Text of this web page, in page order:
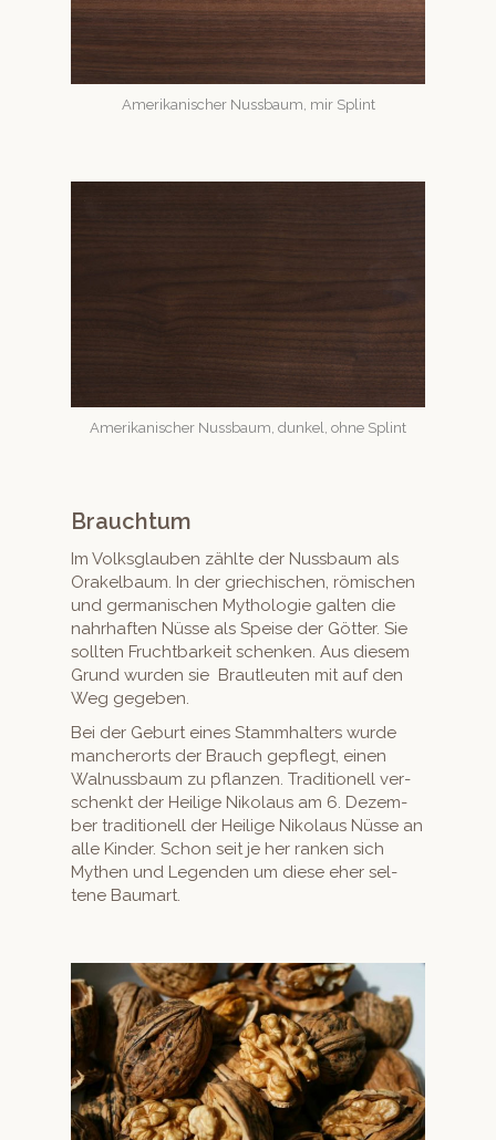
Amerikanis­ch­er Nuss­baum, mir Splint
Amerikanis­ch­er Nuss­baum, dunkel, ohne Splint
Brauchtum
Im Volks­glauben zählte der Nuss­baum als
Orakel­baum. In der griechis­chen, römis­chen
und ger­man­is­chen Mytholo­gie gal­ten die
nahrhaften Nüsse als Speise der Göt­ter. Sie
soll­ten Frucht­barkeit schenken. Aus diesem
Grund wur­den sie Braut­leuten mit auf den
Weg gegeben.
Bei der Geburt eines Stammhal­ters wurde
mancherorts der Brauch gepflegt, einen
Wal­nuss­baum zu pflanzen. Tra­di­tionell ver­
schenkt der Heilige Niko­laus am 6. Dezem­
ber tra­di­tionell der Heilige Niko­laus Nüsse an
alle Kinder. Schon seit je her ranken sich
Mythen und Leg­en­den um diese eher sel­
tene Baumart.